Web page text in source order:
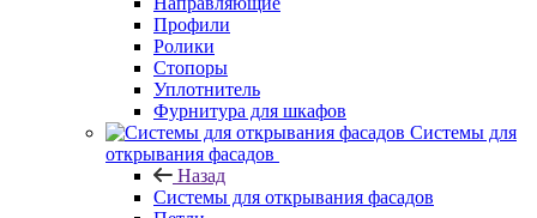
Профили
Ролики
Стопоры
Уплотнитель
Фурнитура для шкафов
Системы для
открывания фасадов
Назад
Системы для открывания фасадов